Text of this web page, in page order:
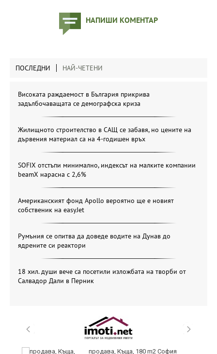
НАПИШИ КОМЕНТАР
ПОСЛЕДНИ НАЙ-ЧЕТЕНИ
Високата раждаемост в България прикрива
задълбочаващата се демографска криза
Жилищното строителство в САЩ се забавя, но цените на
дървения материал са на 4-годишен връх
SOFIX отстъпи минимално, индексът на малките компании
beamX нарасна с 2,6%
Американският фонд Apollo вероятно ще е новият
собственик на easyJet
Румъния се опитва да доведе водите на Дунав до
ядрените си реактори
18 хил. души вече са посетили изложбата на творби от
Салвадор Дали в Перник
продава, Къща, 180 m2 София